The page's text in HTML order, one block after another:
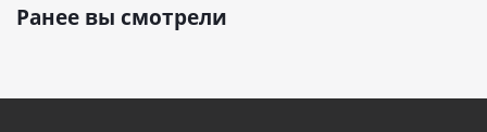
Ранее вы смотрели